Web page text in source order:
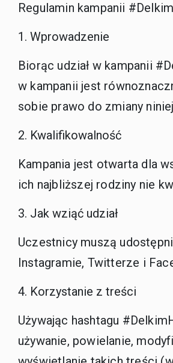
Regulamin kampanii
Wprowadzenie
Biorąc udział w kampanii
w kampanii jest
sobie prawo do zmiany
Kwalifikowalność
Kampania jest otwarta dla
ich najbliższej rodziny nie
Jak wziąć udział
Uczestnicy muszą
Instagramie, Twitterze i
Korzystanie z treści
Używając hashtagu
używanie, powielanie,